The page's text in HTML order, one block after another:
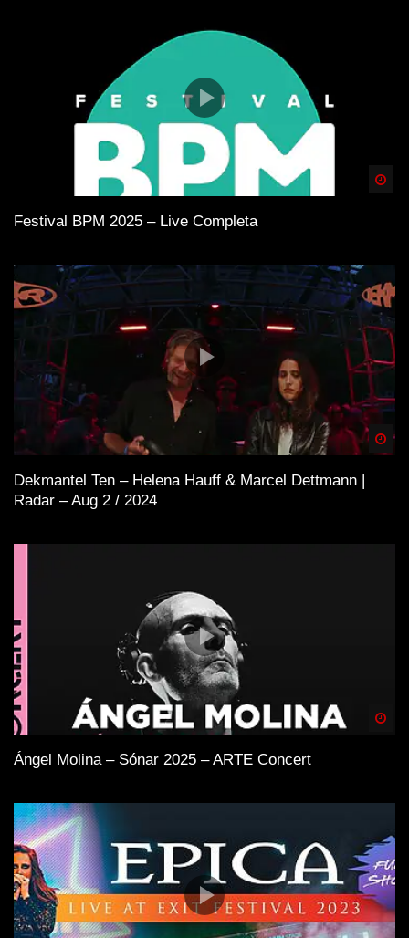
Festival BPM 2025 – Live Completa
Dekmantel Ten – Helena Hauff & Marcel Dettmann |
Radar – Aug 2 / 2024
Ángel Molina – Sónar 2025 – ARTE Concert